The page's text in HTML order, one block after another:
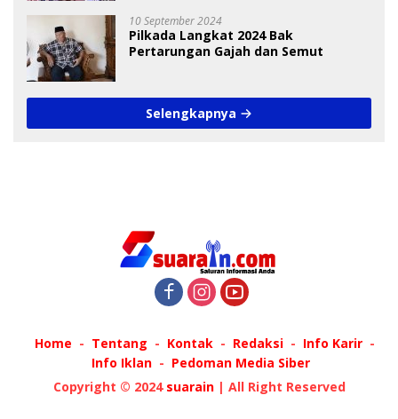
10 September 2024
Pilkada Langkat 2024 Bak
Pertarungan Gajah dan Semut
Selengkapnya
Home Tentang Kontak Redaksi
Info Karir
Info Iklan
Pedoman Media Siber
Copyright © 2024 suarain| All Right Reserved